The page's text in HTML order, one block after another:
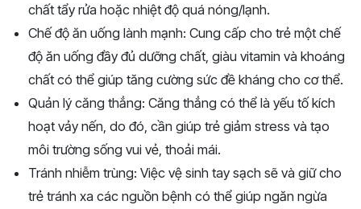
chất tẩy rửa hoặc nhiệt độ quá nóng/lạnh.
Chế độ ăn uống lành mạnh: Cung cấp cho trẻ một chế
độ ăn uống đầy đủ dưỡng chất, giàu vitamin và khoáng
chất có thể giúp tăng cường sức đề kháng cho cơ thể.
Quản lý căng thẳng: Căng thẳng có thể là yếu tố kích
hoạt vảy nến, do đó, cần giúp trẻ giảm stress và tạo
môi trường sống vui vẻ, thoải mái.
Tránh nhiễm trùng: Việc vệ sinh tay sạch sẽ và giữ cho
trẻ tránh xa các nguồn bệnh có thể giúp ngăn ngừa